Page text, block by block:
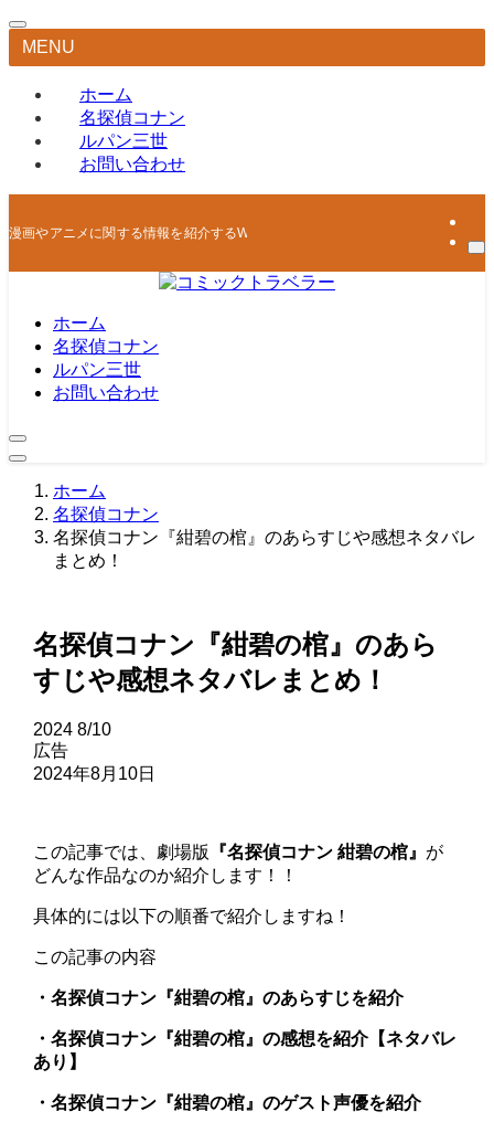
MENU
ホーム
名探偵コナン
ルパン三世
お問い合わせ
漫画やアニメに関する情報を紹介するWEBマガジン
ホーム
名探偵コナン
ルパン三世
お問い合わせ
ホーム
名探偵コナン
名探偵コナン『紺碧の棺』のあらすじや感想ネタバレ
まとめ！
名探偵コナン『紺碧の棺』のあら
すじや感想ネタバレまとめ！
2024 8/10
広告
2024年8月10日
この記事では、劇場版 『名探偵コナン 紺碧の棺』 が
どんな作品なのか紹介します！！
具体的には以下の順番で紹介しますね！
この記事の内容
・名探偵コナン『紺碧の棺』のあらすじを紹介
・名探偵コナン『紺碧の棺』の感想を紹介【ネタバレ
あり】
・名探偵コナン『紺碧の棺』のゲスト声優を紹介